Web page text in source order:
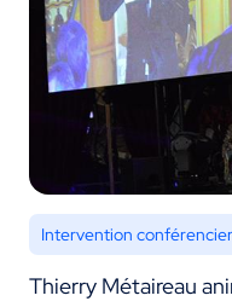
Intervention
Thierry Métaireau